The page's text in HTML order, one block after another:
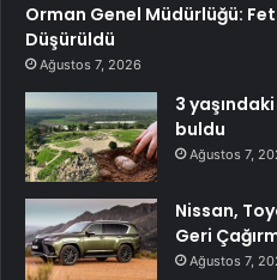
Orman Genel Müdürlüğü:
Düşürüldü
Ağustos 7, 2026
3
buldu
Ağustos 7,
Nissan,
Geri
Ağustos 7,